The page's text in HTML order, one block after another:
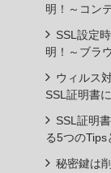
明！～コン
SSL設定
明！～ブラ
ウィルス
SSL証明書
SSL証明
る5つのTips
秘密鍵は